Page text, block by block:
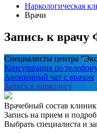
Наркологическая
Врачи
Запись к врачу
Специалисты центра
Консультация по
Анонимный чат с врачом
Запись к наркологу
Врачебный состав
Запись на прием и
Выбрать специалиста и